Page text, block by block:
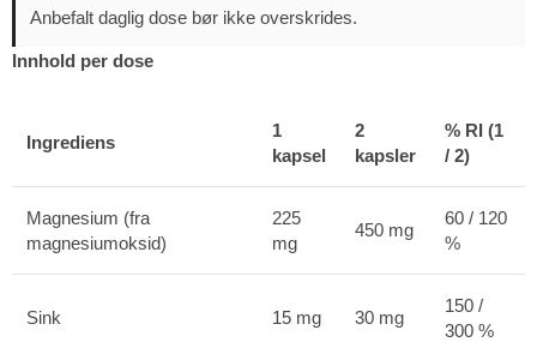
Anbefalt daglig dose bør ikke overskrides.
Innhold per dose
Ingrediens
1
kapsel
2
kapsler
% RI (1
/ 2)
Magnesium (fra
magnesiumoksid)
225
mg
450 mg
60 / 120
%
Sink 15 mg 30 mg
150 /
300 %